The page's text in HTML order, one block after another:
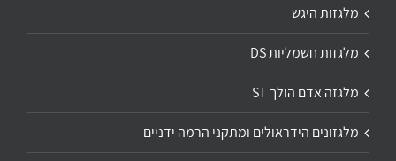
מלגזות היגש
מלגזות חשמליות DS
מלגזה אדם הולך ST
מלגזונים הידראולים ומתקני הרמה ידניים